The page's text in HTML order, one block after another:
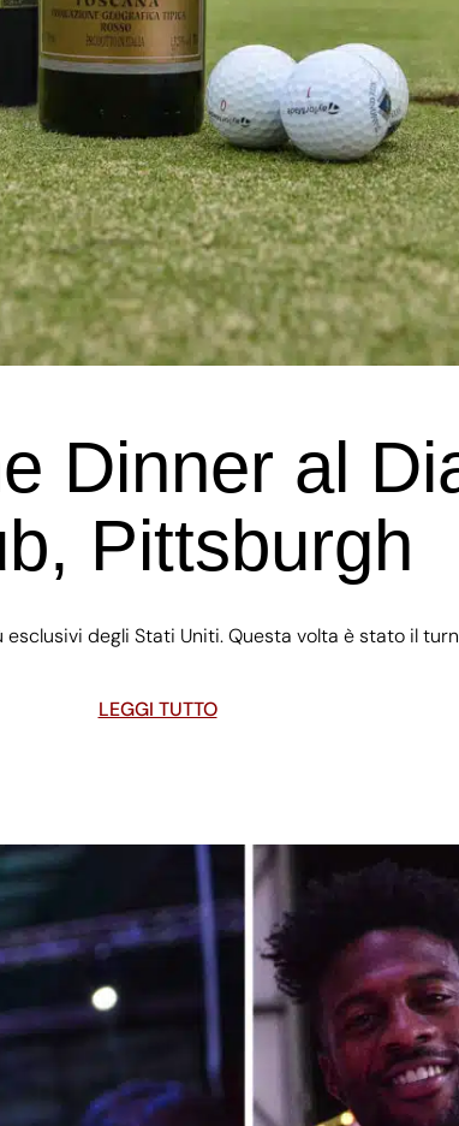
Dinner al
Pittsburgh
esclusivi degli Stati Uniti. Questa volta è stato il
LEGGI TUTTO